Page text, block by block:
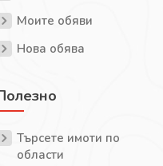
Моите обяви
Нова обява
Търсете имоти по
области